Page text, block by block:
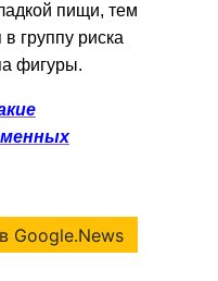
пищи, тем
группу риска
фигуры.
Google.News